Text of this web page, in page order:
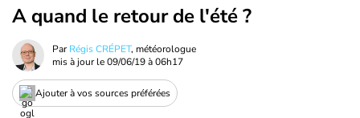
A quand le retour de l'été ?
ParRégis CRÉPET, météorologue
mis à jour le09/06/19 à 06h17
Ajouter à vos sources préférées